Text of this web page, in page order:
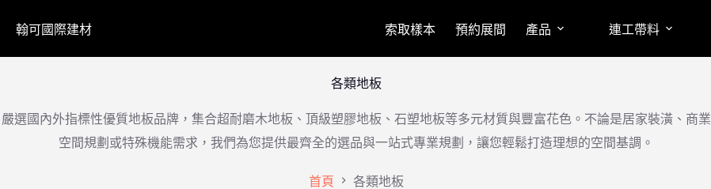
翰可國際建材 索取樣本 預約展間 產品 連工帶料
各類地板
嚴選國內外指標性優質地板品牌，集合超耐磨木地板、頂級塑膠地板、石塑地板等多元材質與豐富花色。不論是居家裝潢、商業
空間規劃或特殊機能需求，我們為您提供最齊全的選品與一站式專業規劃，讓您輕鬆打造理想的空間基調。
首頁 各類地板